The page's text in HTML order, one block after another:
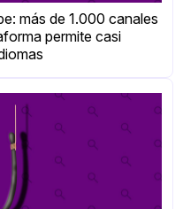
más de 1.000 canales
permite casi